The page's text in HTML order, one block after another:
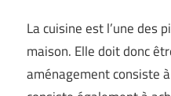
La cuisine est l’une des
maison. Elle doit donc
aménagement consiste